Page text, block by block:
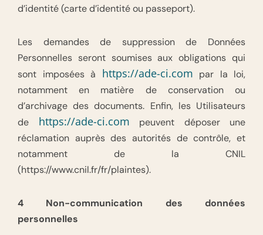
d’identité (carte d’identité ou passeport).
Les demandes de suppression de Données
Personnelles seront soumises aux obligations qui
sont imposées à https://ade-ci.com par la loi,
notamment en matière de conservation ou
d’archivage des documents. Enfin, les Utilisateurs
de https://ade-ci.com peuvent déposer une
réclamation auprès des autorités de contrôle, et
notamment de la CNIL
(https://www.cnil.fr/fr/plaintes).
4 Non-communication des données
personnelles